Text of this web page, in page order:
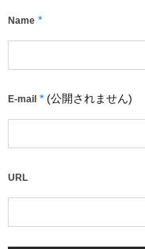
Name *
E-mail * (公開されません)
URL